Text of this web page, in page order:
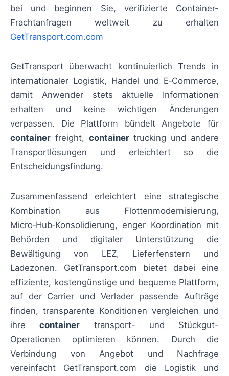
bei und beginnen Sie, verifizierte Container-
Frachtanfragen weltweit zu erhalten
GetTransport.com.com
GetTransport überwacht kontinuierlich Trends in
internationaler Logistik, Handel und E‑Commerce,
damit Anwender stets aktuelle Informationen
erhalten und keine wichtigen Änderungen
verpassen. Die Plattform bündelt Angebote für
container freight, containertrucking und andere
Transportlösungen und erleichtert so die
Entscheidungsfindung.
Zusammenfassend erleichtert eine strategische
Kombination aus Flottenmodernisierung,
Micro‑Hub‑Konsolidierung, enger Koordination mit
Behörden und digitaler Unterstützung die
Bewältigung von LEZ, Lieferfenstern und
Ladezonen. GetTransport.com bietet dabei eine
effiziente, kostengünstige und bequeme Plattform,
auf der Carrier und Verlader passende Aufträge
finden, transparente Konditionen vergleichen und
ihrecontainer transport- und Stückgut-
Operationen optimieren können. Durch die
Verbindung von Angebot und Nachfrage
vereinfacht GetTransport.com die Logistik und